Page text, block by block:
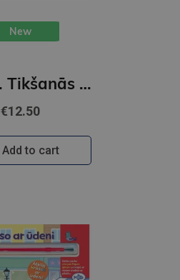
New
Disney. Tikšanās ar klasiku. Krāso ar ūdeni. krāso attēlus atkal un atkal!
€12.50
Add to cart